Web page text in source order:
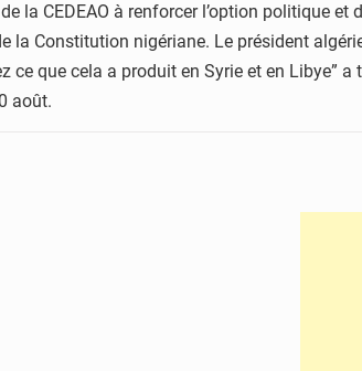
la CEDEAO à renforcer l’option politique
la Constitution nigériane. Le président
ce que cela a produit en Syrie et en Libye”
août.